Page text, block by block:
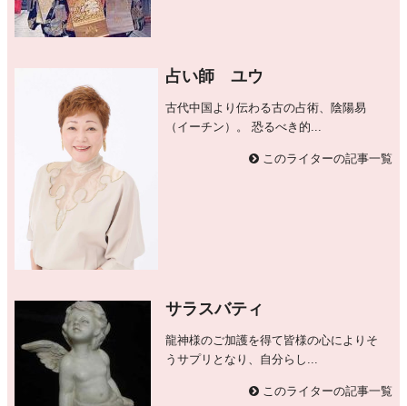
占い師 ユウ
古代中国より伝わる古の占術、陰陽易
（イーチン）。 恐るべき的...
このライターの記事一覧
サラスバティ
龍神様のご加護を得て皆様の心によりそ
うサプリとなり、自分らし...
このライターの記事一覧